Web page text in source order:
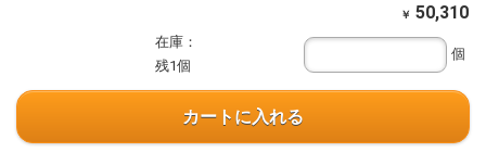
￥ 50,310
在庫：
残1個
個
カートに入れる